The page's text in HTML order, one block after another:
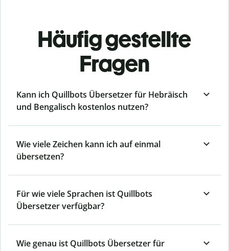
Häufig gestellte
Fragen
Kann ich Quillbots Übersetzer für Hebräisch
und Bengalisch kostenlos nutzen?
Wie viele Zeichen kann ich auf einmal
übersetzen?
Für wie viele Sprachen ist Quillbots
Übersetzer verfügbar?
Wie genau ist Quillbots Übersetzer für